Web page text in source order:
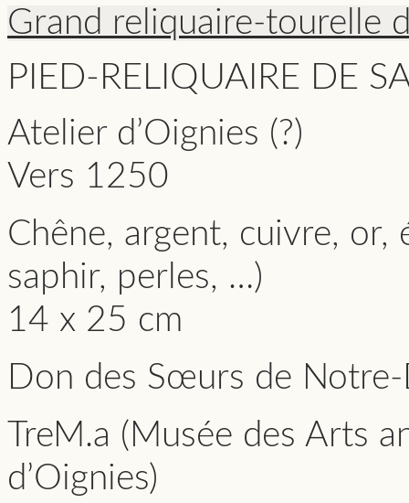
Grand reliquaire-tourelle
PIED-RELIQUAIRE DE
Atelier d’Oignies (?)
Vers 1250
Chêne, argent, cuivre, or,
saphir, perles, …)
14 x 25 cm
Don des Sœurs de
TreM.a (Musée des Arts
d’Oignies)